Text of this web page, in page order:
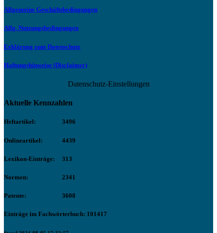
Allgemeine Geschäftsbedingungen
Allg. Nutzungsbedingungen
Erklärung zum Datenschutz
Haftungshinweise (Disclaimer)
Datenschutz-Einstellungen
Aktuelle Kennzahlen
Heftartikel: 3496
Onlineartikel: 4439
Lexikon-Einträge: 313
Normen: 2341
Patente: 3608
Einträge im Fachwörterbuch: 101417